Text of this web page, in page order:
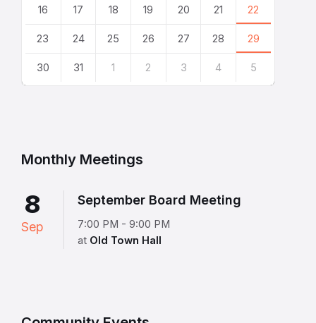
16 17 18 19 20 21 22
23 24 25 26 27 28 29
30 31 1 2 3 4 5
Monthly Meetings
8
Sep
September Board Meeting
7:00 PM - 9:00 PM
at Old Town Hall